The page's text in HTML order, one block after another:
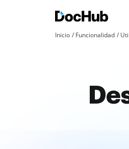
Inicio Funcionalidad